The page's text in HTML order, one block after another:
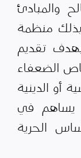
والمبادئ
بذلك منظمة
تقديم
الضعفاء
أو الدينية
يساهم في
الحرية